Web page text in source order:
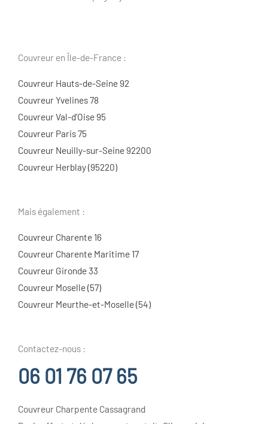
Couvreur en Île-de-France :
Couvreur Hauts-de-Seine 92
Couvreur Yvelines 78
Couvreur Val-d’Oise 95
Couvreur Paris 75
Couvreur Neuilly-sur-Seine 92200
Couvreur Herblay (95220)
Mais également :
Couvreur Charente 16
Couvreur Charente Maritime 17
Couvreur Gironde 33
Couvreur Moselle (57)
Couvreur Meurthe-et-Moselle (54)
Contactez-nous :
06 01 76 07 65
Couvreur Charpente Cassagrand